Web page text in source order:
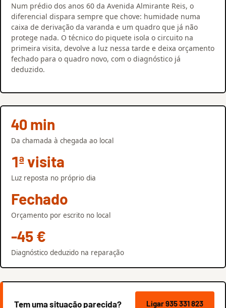
Num prédio dos anos 60 da Avenida Almirante Reis, o
diferencial dispara sempre que chove: humidade numa
caixa de derivação da varanda e um quadro que já não
protege nada. O técnico do piquete isola o circuito na
primeira visita, devolve a luz nessa tarde e deixa orçamento
fechado para o quadro novo, com o diagnóstico já
deduzido.
40 min
Da chamada à chegada ao local
1ª visita
Luz reposta no próprio dia
Fechado
Orçamento por escrito no local
-45 €
Diagnóstico deduzido na reparação
Tem uma situação parecida? Ligar 935 331 823